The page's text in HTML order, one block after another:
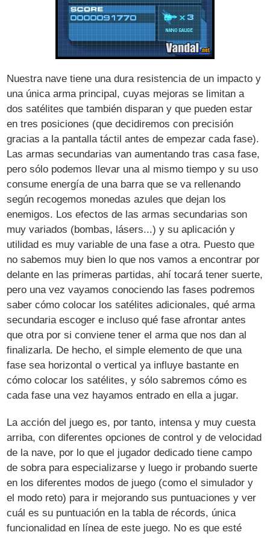
Nuestra nave tiene una dura resistencia de un impacto y
una única arma principal, cuyas mejoras se limitan a
dos satélites que también disparan y que pueden estar
en tres posiciones (que decidiremos con precisión
gracias a la pantalla táctil antes de empezar cada fase).
Las armas secundarias van aumentando tras casa fase,
pero sólo podemos llevar una al mismo tiempo y su uso
consume energía de una barra que se va rellenando
según recogemos monedas azules que dejan los
enemigos. Los efectos de las armas secundarias son
muy variados (bombas, lásers...) y su aplicación y
utilidad es muy variable de una fase a otra. Puesto que
no sabemos muy bien lo que nos vamos a encontrar por
delante en las primeras partidas, ahí tocará tener suerte,
pero una vez vayamos conociendo las fases podremos
saber cómo colocar los satélites adicionales, qué arma
secundaria escoger e incluso qué fase afrontar antes
que otra por si conviene tener el arma que nos dan al
finalizarla. De hecho, el simple elemento de que una
fase sea horizontal o vertical ya influye bastante en
cómo colocar los satélites, y sólo sabremos cómo es
cada fase una vez hayamos entrado en ella a jugar.
La acción del juego es, por tanto, intensa y muy cuesta
arriba, con diferentes opciones de control y de velocidad
de la nave, por lo que el jugador dedicado tiene campo
de sobra para especializarse y luego ir probando suerte
en los diferentes modos de juego (como el simulador y
el modo reto) para ir mejorando sus puntuaciones y ver
cuál es su puntuación en la tabla de récords, única
funcionalidad en línea de este juego. No es que esté